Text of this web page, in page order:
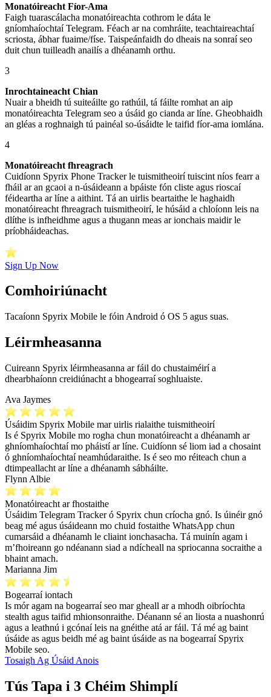
Monatóireacht Fíor-Ama
Faigh tuarascálacha monatóireachta cothrom le dáta le
gníomhaíochtaí Telegram. Féach ar na comhráite, teachtaireachtaí
scriosta, ábhar fuaime/físe. Taispeánfaidh do dheais na sonraí seo
duit chun tuilleadh anailís a dhéanamh orthu.
3
Inrochtaineacht Chian
Nuair a bheidh tú suiteáilte go rathúil, tá fáilte romhat an aip
monatóireachta Telegram seo a úsáid go cianda ar líne. Gheobhaidh
an gléas a roghnaigh tú painéal so-úsáidte le taifid fíor-ama iomlána.
4
Monatóireacht fhreagrach
Cuidíonn Spyrix Phone Tracker le tuismitheoirí tuiscint níos fearr a
fháil ar an gcaoi a n-úsáideann a bpáiste fón cliste agus rioscaí
féideartha ar líne a aithint. Tá an uirlis beartaithe le haghaidh
monatóireacht fhreagrach tuismitheoirí, le húsáid a chloíonn leis na
dlíthe is infheidhme agus a thugann meas ar ionchais maidir le
príobháideachas.
Sign Up Now
Comhoiriúnacht
Tacaíonn Spyrix Mobile le fóin Android ó OS 5 agus suas.
Léirmheasanna
Cuireann Spyrix léirmheasanna ar fáil do chustaiméirí a
dhearbhaíonn creidiúnacht a bhogearraí soghluaiste.
Ava Jaymes
Úsáidim Spyrix Mobile mar uirlis rialaithe tuismitheoirí
Is é Spyrix Mobile mo rogha chun monatóireacht a dhéanamh ar
ghníomhaíochtaí mo pháistí ar líne. Cuidíonn sé liom iad a chosaint
ó ghníomhaíochtaí neamhúdaraithe. Is é seo mo réiteach chun a
dtimpeallacht ar líne a dhéanamh sábháilte.
Flynn Albie
Monatóireacht ar fhostaithe
Úsáidim Telegram Tracker ó Spyrix chun críocha gnó. Is úinéir gnó
beag mé agus úsáideann mo chuid fostaithe WhatsApp chun
cumarsáid a dhéanamh le cliaint ionchasacha. Tá muinín agam i
m’fhoireann go ndéanann siad a ndícheall na spriocanna socraithe a
bhaint amach.
Marianna Jim
Bogearraí iontach
Is mór agam na bogearraí seo mar gheall ar a mhodh oibríochta
stealth agus taifid mhionsonraithe. Déanann sé an liosta a nuashonrú
agus a leathnú i gcónaí leis na gnéithe atá ar fáil. Tá mé ag baint
úsáide as agus beidh mé ag baint úsáide as na bogearraí Spyrix
Mobile seo.
Tosaigh Ag Úsáid Anois
Tús Tapa i 3 Chéim Shimplí